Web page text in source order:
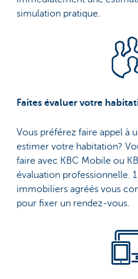
simulation pratique.
Faites évaluer votre
Vous préférez faire appel à
estimer votre habitation?
faire avec KBC Mobile ou
évaluation professionnelle.
immobiliers agréés vous
pour fixer un rendez-vous.